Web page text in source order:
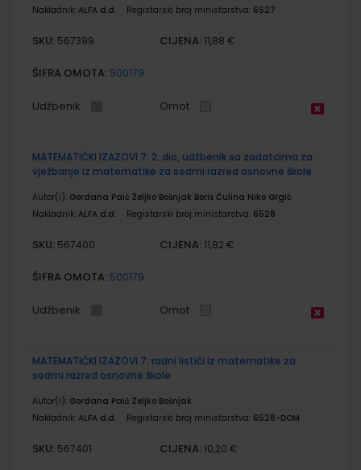
Nakladnik: ALFA d.d. Registarski broj ministarstva: 6527
SKU: 567399 CIJENA: 11,88 €
ŠIFRA OMOTA: 500179
Udžbenik Omot
MATEMATIČKI IZAZOVI 7; 2. dio, udžbenik sa zadatcima za
vježbanje iz matematike za sedmi razred osnovne škole
Autor(i): Gordana Paić Željko Bošnjak Boris Čulina Niko Grgić
Nakladnik: ALFA d.d. Registarski broj ministarstva: 6528
SKU: 567400 CIJENA: 11,82 €
ŠIFRA OMOTA: 500179
Udžbenik Omot
MATEMATIČKI IZAZOVI 7; radni listići iz matematike za
sedmi razred osnovne škole
Autor(i): Gordana Paić Željko Bošnjak
Nakladnik: ALFA d.d. Registarski broj ministarstva: 6528-DOM
SKU: 567401 CIJENA: 10,20 €